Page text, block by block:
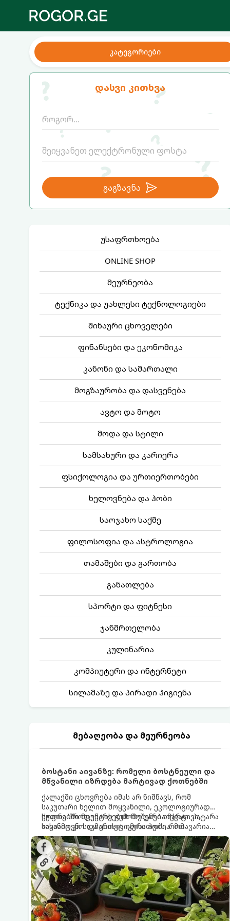
კატეგორიები
დასვი კითხვა
გაგზავნა
უსაფრთხოება
ONLINE SHOP
მეურნეობა
ტექნიკა და უახლესი ტექნოლოგიები
შინაური ცხოველები
ფინანსები და ეკონომიკა
კანონი და სამართალი
მოგზაურობა და დასვენება
ავტო და მოტო
მოდა და სტილი
სამსახური და კარიერა
ფსიქოლოგია და ურთიერთობები
ხელოვნება და ჰობი
საოჯახო საქმე
ფილოსოფია და ასტროლოგია
თამაშები და გართობა
განათლება
სპორტი და ფიტნესი
ჯანმრთელობა
კულინარია
კომპიუტერი და ინტერნეტი
სილამაზე და პირადი ჰიგიენა
მებაღეობა და მეურნეობა
ბოსტანი აივანზე: რომელი ბოსტნეული და
მწვანილი იზრდება მარტივად ქოთნებში
ქალაქში ცხოვრება იმას არ ნიშნავს, რომ
საკუთარი ხელით მოყვანილი, ეკოლოგიურად
სუფთა პროდუქტის გემოზე უარი თქვათ. პატარა
აივანიც კი საკმარისია იმისათვის, რომ
მოიწყოთ მინი-ბოსტანი, საიდანაც
ყოველდღიურად ახალ, არომატულ მწვანილსა
და ბოსტნეულს მოკრეფთ.
ქოთნებში მცენარეების მოშენება მარტივი,
სასიამოვნო და ესთეტიკური ჰობია. მთავარია
იცოდეთ, რომელი კულტურები ეგუებიან
ქოთნის პირობებს ყველაზე კარგად და როგორ
მოუაროთ მათ სწორად.